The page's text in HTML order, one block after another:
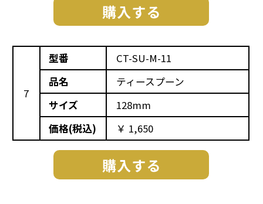
7
型番
CT-SU-M-11
品名
ティースプーン
サイズ
128mm
価格(税込)
￥ 1,650